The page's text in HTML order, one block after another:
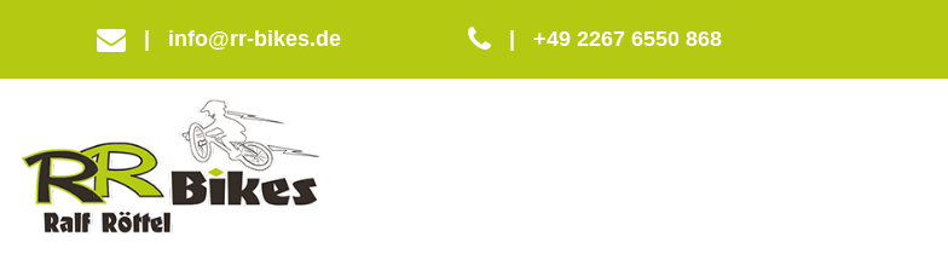
info@rr-bikes.de +49 2267 6550 868